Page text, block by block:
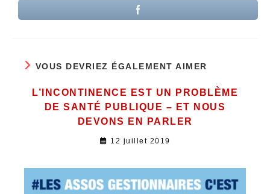
VOUS DEVRIEZ ÉGALEMENT AIMER
L’INCONTINENCE EST UN PROBLÈME
DE SANTÉ PUBLIQUE – ET NOUS
DEVONS EN PARLER
12 juillet 2019